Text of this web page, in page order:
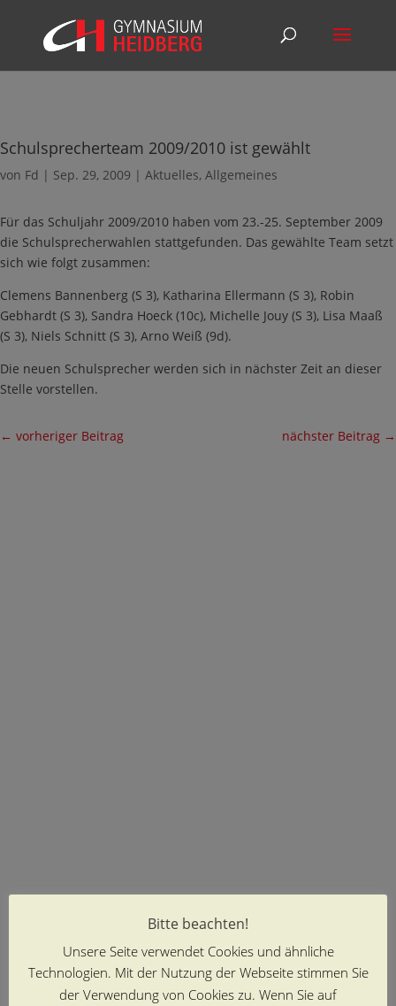
Schulsprecherteam 2009/2010 ist gewählt
von Fd | Sep. 29, 2009 | Aktuelles, Allgemeines
Für das Schuljahr 2009/2010 haben vom 23.-25. September 2009
die Schulsprecherwahlen stattgefunden. Das gewählte Team setzt
sich wie folgt zusammen:
Clemens Bannenberg (S 3), Katharina Ellermann (S 3), Robin
Gebhardt (S 3), Sandra Hoeck (10c), Michelle Jouy (S 3), Lisa Maaß
(S 3), Niels Schnitt (S 3), Arno Weiß (9d).
Die neuen Schulsprecher werden sich in nächster Zeit an dieser
Stelle vorstellen.
← vorheriger Beitrag nächster Beitrag →
Bitte beachten!
Unsere Seite verwendet Cookies und ähnliche
Technologien. Mit der Nutzung der Webseite stimmen Sie
der Verwendung von Cookies zu. Wenn Sie auf